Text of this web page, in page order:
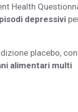
Health
depressivi
placebo,
alimentari multi